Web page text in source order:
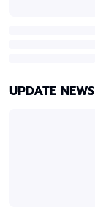
UPDATE NEWS